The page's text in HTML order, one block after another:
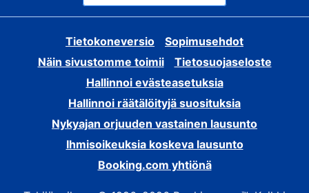
Tietokoneversio
Sopimusehdot
Näin sivustomme toimii
Tietosuojaseloste
Hallinnoi evästeasetuksia
Hallinnoi räätälöityjä suosituksia
Nykyajan orjuuden vastainen lausunto
Ihmisoikeuksia koskeva lausunto
Booking.com yhtiönä